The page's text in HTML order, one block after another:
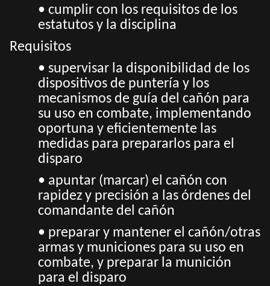
• cumplir con los requisitos de los
estatutos y la disciplina
Requisitos
• supervisar la disponibilidad de los
dispositivos de puntería y los
mecanismos de guía del cañón para
su uso en combate, implementando
oportuna y eficientemente las
medidas para prepararlos para el
disparo
• apuntar (marcar) el cañón con
rapidez y precisión a las órdenes del
comandante del cañón
• preparar y mantener el cañón/otras
armas y municiones para su uso en
combate, y preparar la munición
para el disparo